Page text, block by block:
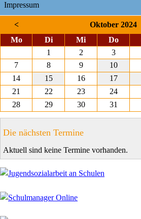
Impressum
< Oktober 2024
Montag Dienstag Mittwoch Do
1
2 3
7
8 9 10
14
15 16 17
21
22 23 24
28
29 30 31
Die nächsten Termine
Aktuell sind keine Termine vorhanden.